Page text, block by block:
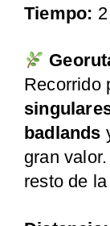
Tiempo:
Recorrido
badlands
gran
resto de